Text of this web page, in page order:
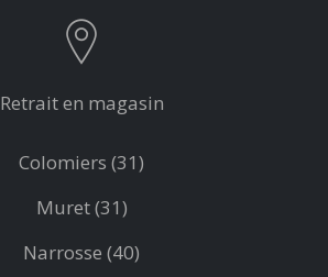
Retrait en magasin
Colomiers (31)
Muret (31)
Narrosse (40)